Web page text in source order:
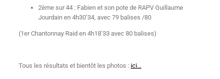
2ème sur 44 : Fabien et son pote de RAPV Guillaume
Jourdain en 4h30’34, avec 79 balises /80
(1er Chantonnay Raid en 4h18’33 avec 80 balises)
Tous les résultats et bientôt les photos : ici…